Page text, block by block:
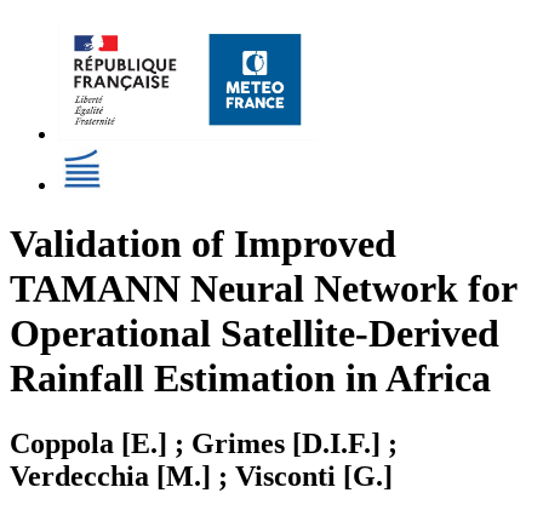
Validation of Improved
TAMANN Neural Network for
Operational Satellite-Derived
Rainfall Estimation in Africa
Coppola [E.] ; Grimes [D.I.F.] ;
Verdecchia [M.] ; Visconti [G.]